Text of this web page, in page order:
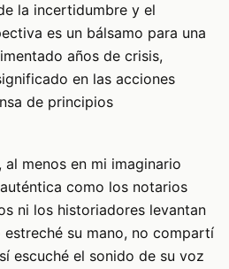
la incertidumbre y el
es un bálsamo para una
años de crisis,
en las acciones
de principios
menos en mi imaginario
como los notarios
ni los historiadores levantan
su mano, no compartí
escuché el sonido de su voz